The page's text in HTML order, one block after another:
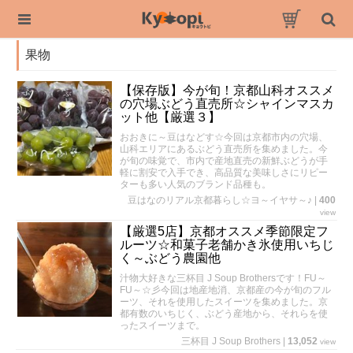
果物
【保存版】今が旬！京都山科オススメ
の穴場ぶどう直売所☆シャインマスカ
ット他【厳選３】
おおきに～豆はなどす☆今回は京都市内の穴場、
山科エリアにあるぶどう直売所を集めました。今
が旬の味覚で、市内で産地直売の新鮮ぶどうが手
軽に割安で入手でき、高品質な美味しさにリピー
ターも多い人気のブランド品種も。
豆はなのリアル京都暮らし☆ヨ～イヤサ～♪
400
view
【厳選5店】京都オススメ季節限定フ
ルーツ☆和菓子老舗かき氷使用いちじ
く～ぶどう農園他
汁物大好きな三杯目 J Soup Brothersです！FU～
FU～☆彡今回は地産地消、京都産の今が旬のフル
ーツ、それを使用したスイーツを集めました。京
都有数のいちじく、ぶどう産地から、それらを使
ったスイーツまで。
三杯目 J Soup Brothers
13,052 view